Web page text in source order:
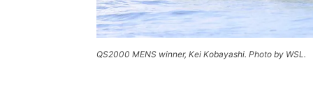
QS2000 MENS winner, Kei Kobayashi. Photo by WSL.